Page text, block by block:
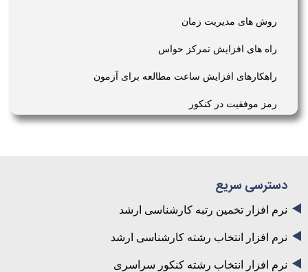
روش های مدیریت زمان
راه های افزایش تمرکز حواس
راهکارهای افزایش ساعت مطالعه برای آزمون
رمز موفقیت در کنکور
دسترسی سریع
نرم افزار تخمین رتبه کارشناسی ارشد
نرم افزار انتخاب رشته کارشناسی ارشد
نرم افزار انتخاب رشته کنکور سراسری